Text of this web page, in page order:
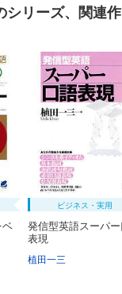
シリーズ、関連作
ベ
ビジネス・実用
発信型英語スーパ
表現
植田一三